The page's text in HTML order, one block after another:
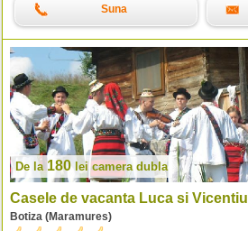
Suna
De la 180 leicamera dubla
Casele de vacanta Luca si Vicentiu
Botiza (Maramures)